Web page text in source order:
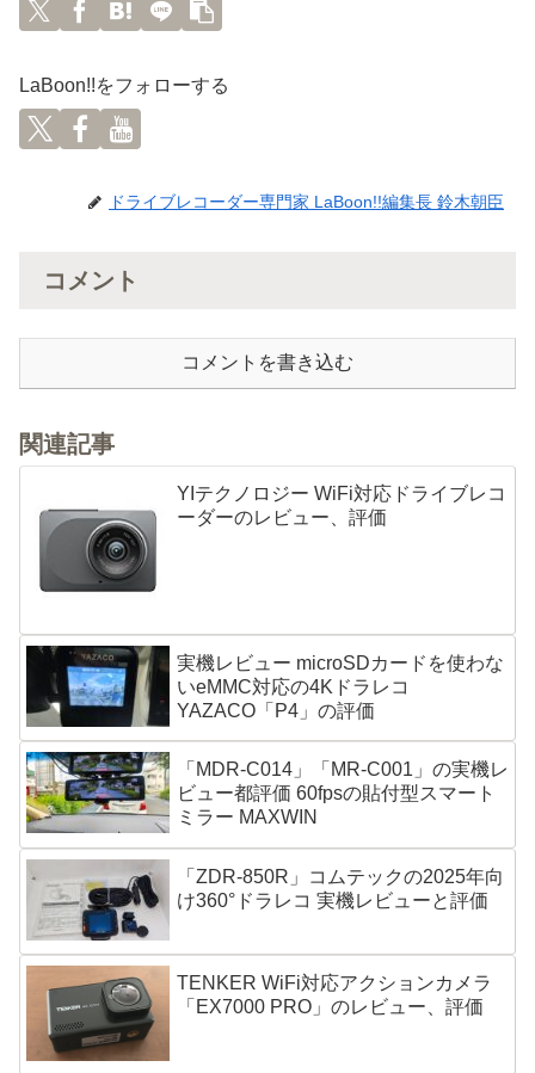
LaBoon!!をフォローする
ドライブレコーダー専門家 LaBoon!!編集長 鈴木朝臣
コメント
コメントを書き込む
関連記事
YIテクノロジー WiFi対応ドライブレコ
ーダーのレビュー、評価
実機レビュー microSDカードを使わな
いeMMC対応の4Kドラレコ
YAZACO「P4」の評価
「MDR-C014」「MR-C001」の実機レ
ビュー都評価 60fpsの貼付型スマート
ミラー MAXWIN
「ZDR-850R」コムテックの2025年向
け360°ドラレコ 実機レビューと評価
TENKER WiFi対応アクションカメラ
「EX7000 PRO」のレビュー、評価